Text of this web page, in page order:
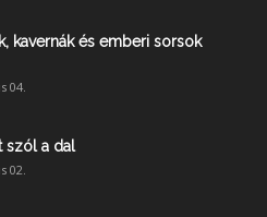
kavernák és emberi sorsok
04.
szól a dal
02.